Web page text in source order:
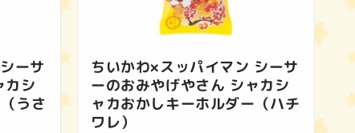
ーサ
カシ
うさ
ちいかわ×スッパイマン シーサ
ーのおみやげやさん シャカシ
ャカおかしキーホルダー（ハチ
ワレ）